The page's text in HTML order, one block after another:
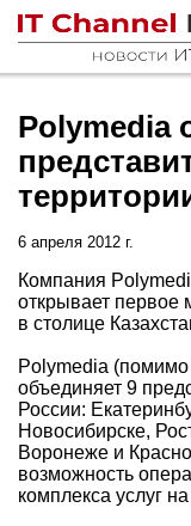
Polymedia
6 апреля 2012 г.
Компания
открывает первое
в столице
Polymedia
объединяет 9
России:
Новосибирске,
Воронеже и
возможность
комплекса услуг